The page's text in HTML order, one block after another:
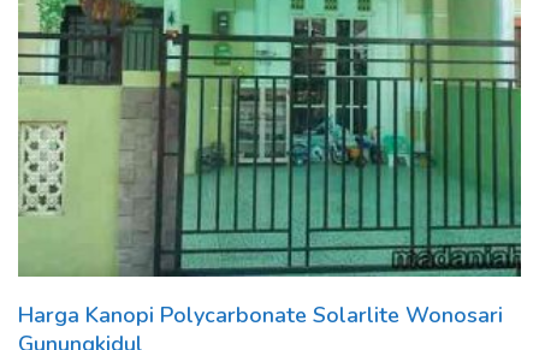
Harga Kanopi Polycarbonate Solarlite Wonosari
Gunungkidul